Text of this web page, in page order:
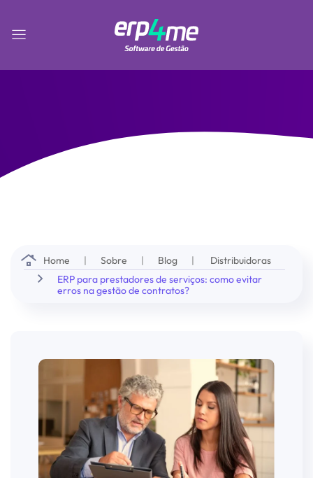
Skip to main content
Home Sobre Blog
Distribuidoras
ERP para prestadores de serviços: como evitar
erros na gestão de contratos?